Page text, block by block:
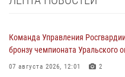
Команда Управления
бронзу чемпионата Уральского
07 августа 2026, 12:01 2